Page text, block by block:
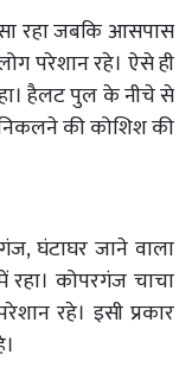
रहा जबकि आसपास
परेशान रहे। ऐसे ही
हैलट पुल के नीचे से
की कोशिश की
घंटाघर जाने वाला
रहा। कोपरगंज चाचा
रहे। इसी प्रकार